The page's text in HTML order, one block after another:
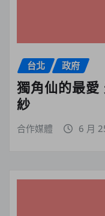
台北 政府
獨角仙的最愛
紗
合作媒體 6 月